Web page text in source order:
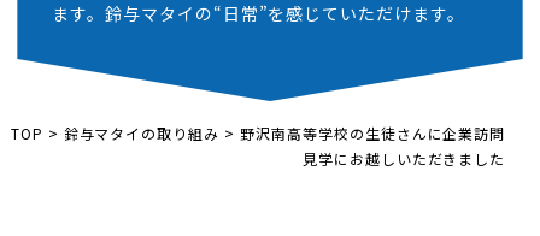
ます。鈴与マタイの“日常”を感じていただけます。
TOP > 鈴与マタイの取り組み > 野沢南高等学校の生徒さんに企業訪問
見学にお越しいただきました